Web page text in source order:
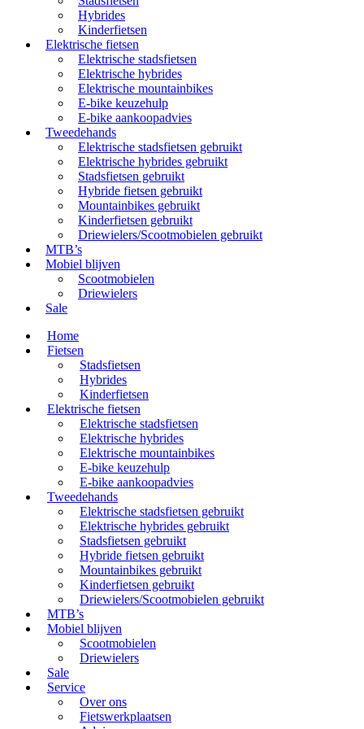
Hybrides
Kinderfietsen
Elektrische fietsen
Elektrische stadsfietsen
Elektrische hybrides
Elektrische mountainbikes
E-bike keuzehulp
E-bike aankoopadvies
Tweedehands
Elektrische stadsfietsen gebruikt
Elektrische hybrides gebruikt
Stadsfietsen gebruikt
Hybride fietsen gebruikt
Mountainbikes gebruikt
Kinderfietsen gebruikt
Driewielers/Scootmobielen gebruikt
MTB’s
Mobiel blijven
Scootmobielen
Driewielers
Sale
Home
Fietsen
Stadsfietsen
Hybrides
Kinderfietsen
Elektrische fietsen
Elektrische stadsfietsen
Elektrische hybrides
Elektrische mountainbikes
E-bike keuzehulp
E-bike aankoopadvies
Tweedehands
Elektrische stadsfietsen gebruikt
Elektrische hybrides gebruikt
Stadsfietsen gebruikt
Hybride fietsen gebruikt
Mountainbikes gebruikt
Kinderfietsen gebruikt
Driewielers/Scootmobielen gebruikt
MTB’s
Mobiel blijven
Scootmobielen
Driewielers
Sale
Service
Over ons
Fietswerkplaatsen